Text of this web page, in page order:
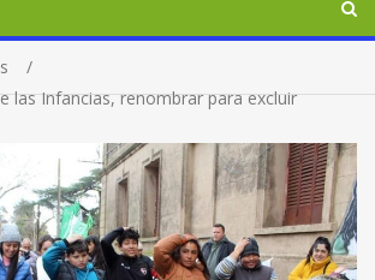
las Infancias, renombrar para excluir